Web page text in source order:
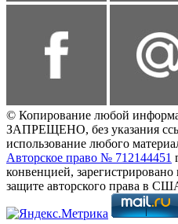
© Копирование любой
ЗАПРЕЩЕНО, без указания
использование любого
Авторское право № 712144451
конвенцией,
защите авторского права в